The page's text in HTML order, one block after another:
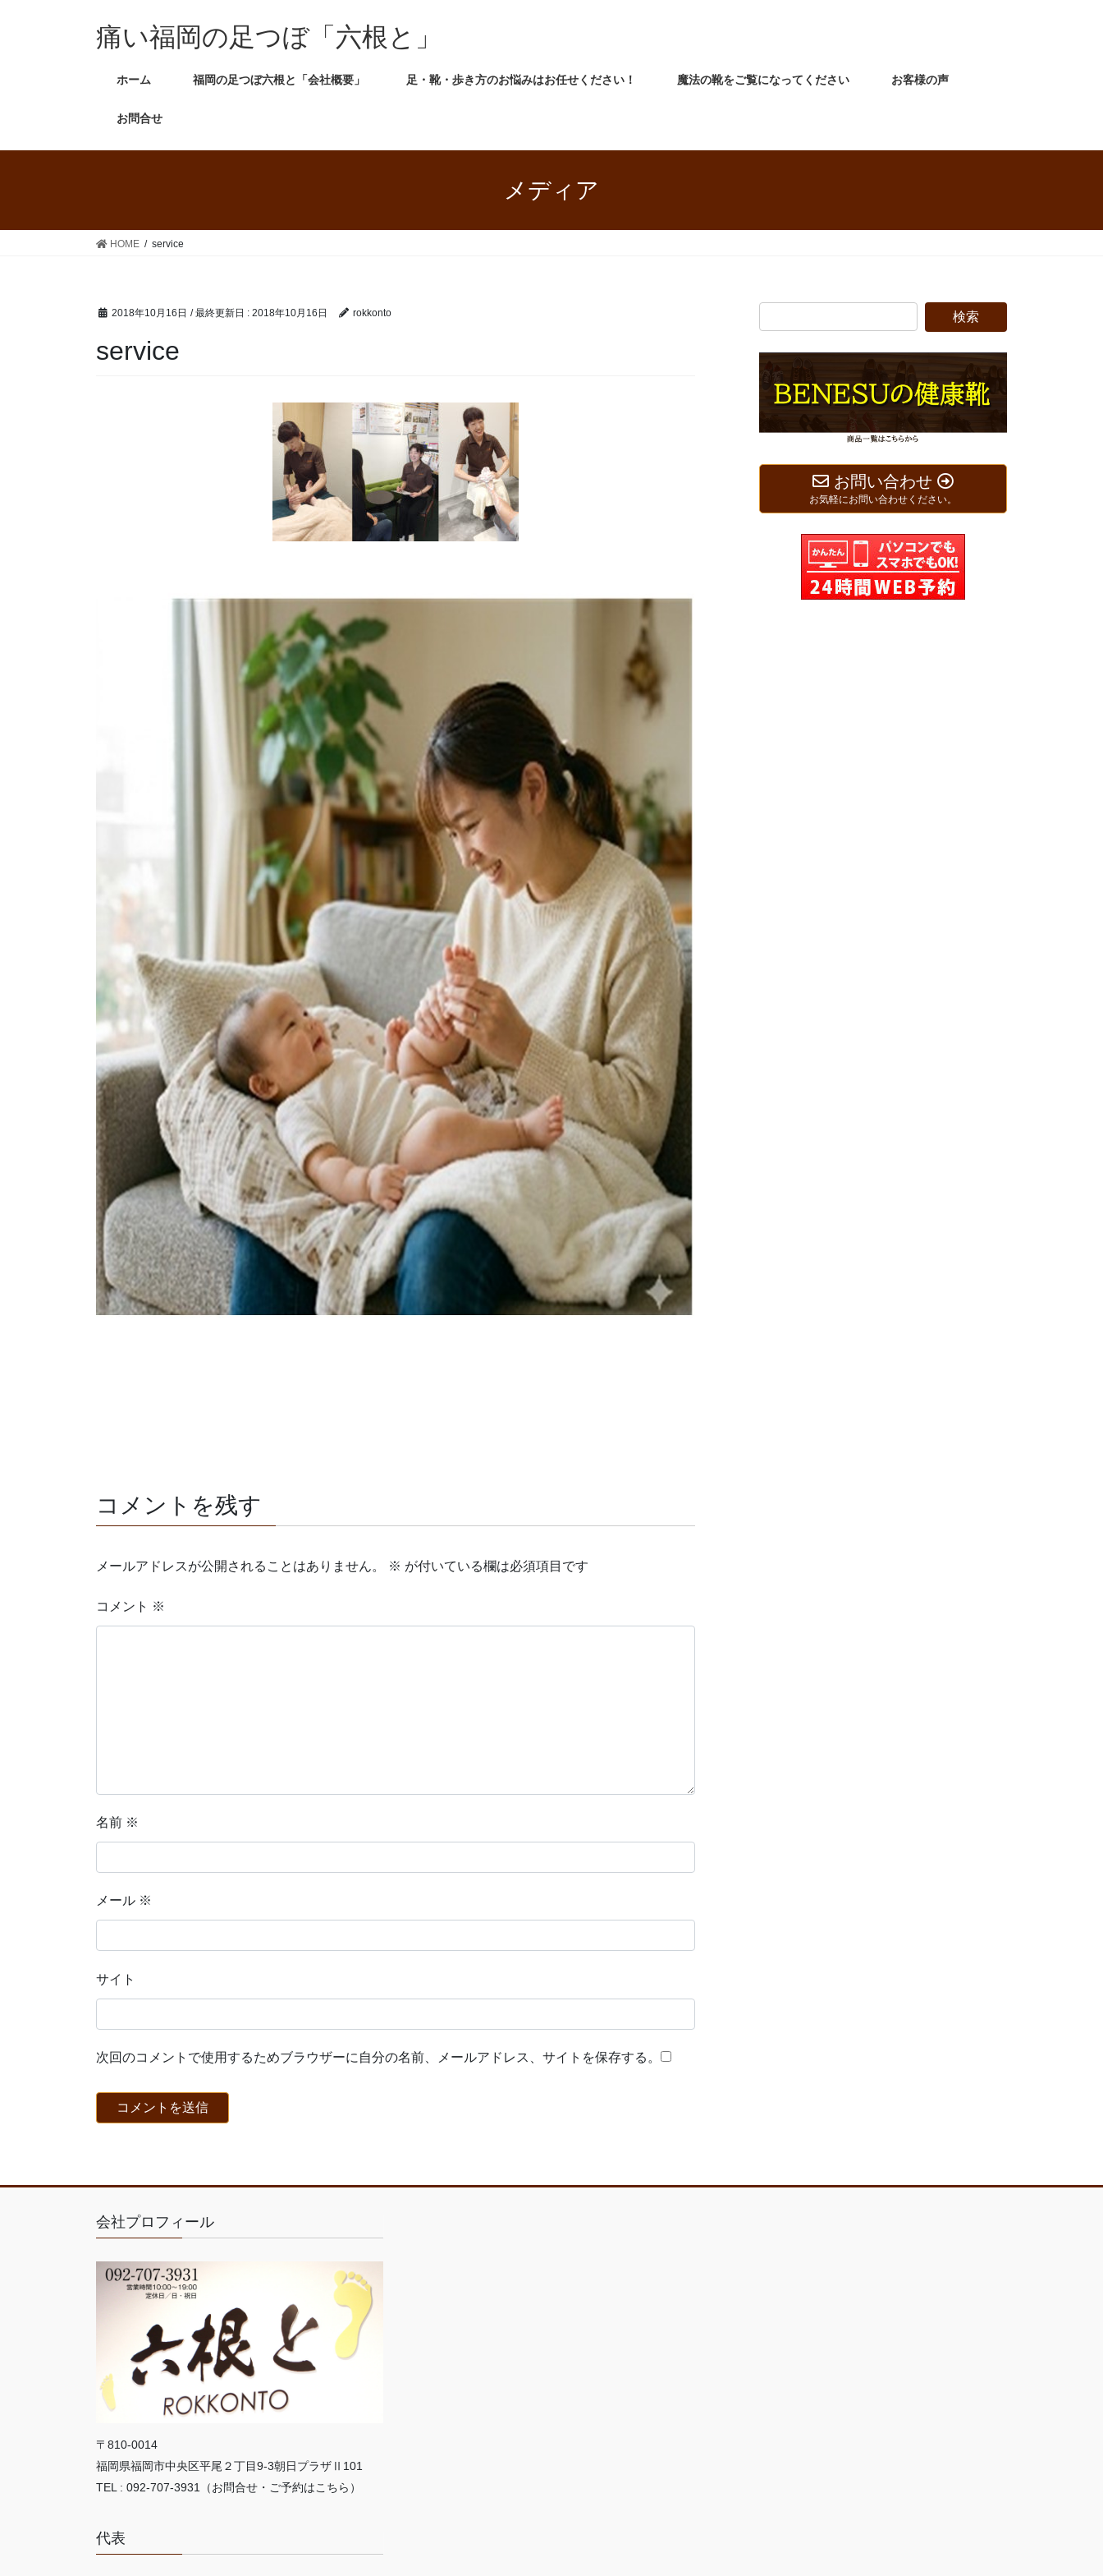
痛い福岡の足つぼ「六根と」
ホーム 福岡の足つぼ六根と「会社概要」 足・靴・歩き方のお悩みはお任せください！ 魔法の靴をご覧になってください お客様の声
お問合せ
メディア
HOME service
2018年10月16日 / 最終更新日 : 2018年10月16日 rokkonto
service
コメントを残す
メールアドレスが公開されることはありません。 ※ が付いている欄は必須項目です
コメント ※
名前 ※
メール ※
サイト
次回のコメントで使用するためブラウザーに自分の名前、メールアドレス、サイトを保存する。
お問い合わせ
お気軽にお問い合わせください。
会社プロフィール
〒810-0014
福岡県福岡市中央区平尾２丁目9-3朝日プラザⅡ101
TEL : 092-707-3931（お問合せ・ご予約はこちら）
代表